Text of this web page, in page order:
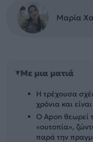
Μαρία
Με μια ματιά
Η τρέχουσα
χρόνια και
Ο Apon θεωρεί
«ουτοπία»,
παρά την